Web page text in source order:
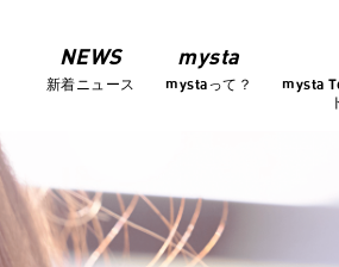
NEWS
新着ニュース
mysta
mystaって？
mysta